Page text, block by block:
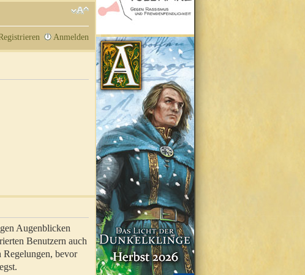
Anmelden
Augenblicken
Benutzern auch
Regelungen, bevor